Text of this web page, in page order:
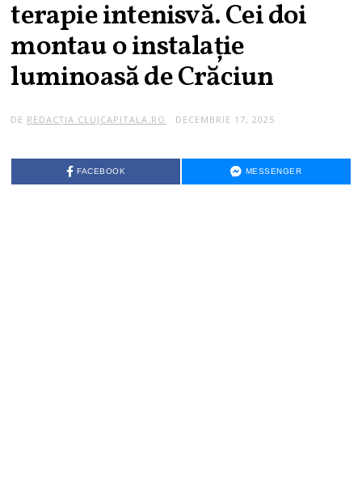
terapie intenisvă. Cei doi
montau o instalație
luminoasă de Crăciun
DE REDACȚIA CLUJCAPITALA.RO DECEMBRIE 17, 2025
FACEBOOK MESSENGER